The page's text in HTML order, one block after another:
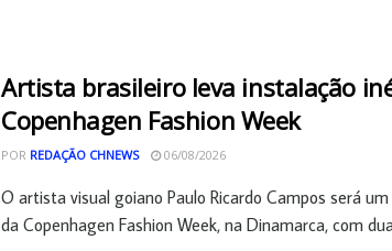
Artista brasileiro leva instalação
Copenhagen Fashion Week
POR REDAÇÃO CHNEWS 06/08/2026
O artista visual goiano Paulo Ricardo Campos será
da Copenhagen Fashion Week, na Dinamarca, com